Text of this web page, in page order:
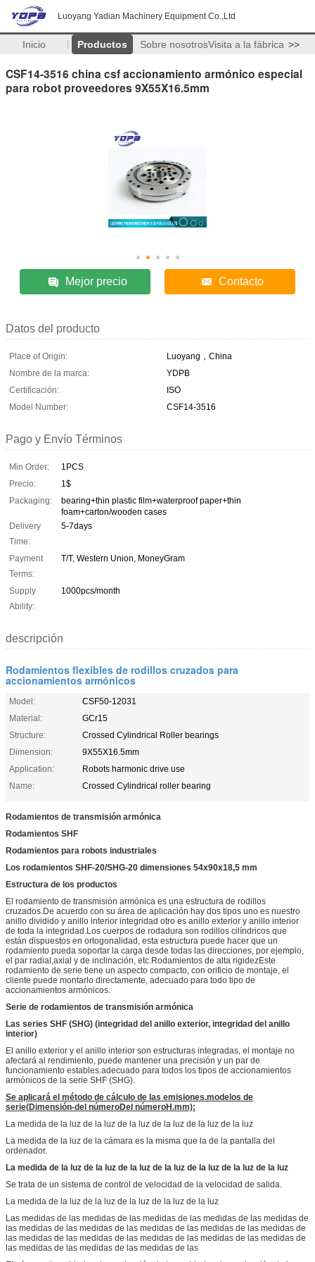
Luoyang Yadian Machinery Equipment Co.,Ltd
Inicio Productos Sobre nosotrosVisita a la fábrica >>
CSF14-3516 china csf accionamiento armónico especial
para robot proveedores 9X55X16.5mm
Mejor precio Contacto
Datos del producto
Place of Origin:
Luoyang，China
Nombre de la marca:
YDPB
Certificación:
ISO
Model Number:
CSF14-3516
Pago y Envío Términos
Min Order:
1PCS
Precio:
1$
Packaging:
bearing+thin plastic film+waterproof paper+thin
foam+carton/wooden cases
Delivery
Time:
5-7days
Payment
Terms:
T/T, Western Union, MoneyGram
Supply
Ability:
1000pcs/month
descripción
Rodamientos flexibles de rodillos cruzados para
accionamientos armónicos
Model:
CSF50-12031
Material:
GCr15
Structure:
Crossed Cylindrical Roller bearings
Dimension:
9X55X16.5mm
Application:
Robots harmonic drive use
Name:
Crossed Cylindrical roller bearing
Rodamientos de transmisión armónica
Rodamientos SHF
Rodamientos para robots industriales
Los rodamientos SHF-20/SHG-20 dimensiones 54x90x18,5 mm
Estructura de los productos
El rodamiento de transmisión armónica es una estructura de rodillos
cruzados.De acuerdo con su área de aplicación hay dos tipos uno es nuestro
anillo dividido y anillo interior integridad otro es anillo exterior y anillo interior
de toda la integridad.Los cuerpos de rodadura son rodillos cilíndricos que
están dispuestos en ortogonalidad, esta estructura puede hacer que un
rodamiento pueda soportar la carga desde todas las direcciones, por ejemplo,
el par radial,axial y de inclinación, etc.Rodamientos de alta rigidezEste
rodamiento de serie tiene un aspecto compacto, con orificio de montaje, el
cliente puede montarlo directamente, adecuado para todo tipo de
accionamientos armónicos.
Serie de rodamientos de transmisión armónica
Las series SHF (SHG) (integridad del anillo exterior, integridad del anillo
interior)
El anillo exterior y el anillo interior son estructuras integradas, el montaje no
afectará al rendimiento, puede mantener una precisión y un par de
funcionamiento estables.adecuado para todos los tipos de accionamientos
armónicos de la serie SHF (SHG).
Se aplicará el método de cálculo de las emisiones.modelos de
serie(Dimensión-del númeroDel númeroH.mm):
La medida de la luz de la luz de la luz de la luz de la luz de la luz
La medida de la luz de la cámara es la misma que la de la pantalla del
ordenador.
La medida de la luz de la luz de la luz de la luz de la luz de la luz de la luz
Se trata de un sistema de control de velocidad de la velocidad de salida.
La medida de la luz de la luz de la luz de la luz de la luz
Las medidas de las medidas de las medidas de las medidas de las medidas de
las medidas de las medidas de las medidas de las medidas de las medidas de
las medidas de las medidas de las medidas de las medidas de las medidas de
las medidas de las medidas de las medidas de las